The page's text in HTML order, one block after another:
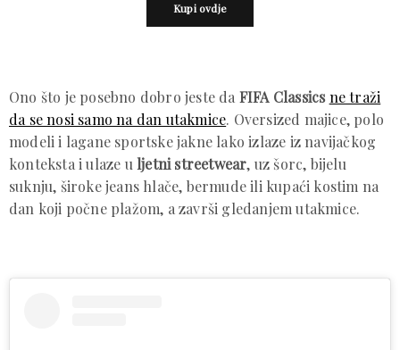
Kupi ovdje
Ono što je posebno dobro jeste da FIFA Classics ne traži
da se nosi samo na dan utakmice. Oversized majice, polo
modeli i lagane sportske jakne lako izlaze iz navijačkog
konteksta i ulaze u ljetni streetwear, uz šorc, bijelu
suknju, široke jeans hlače, bermude ili kupaći kostim na
dan koji počne plažom, a završi gledanjem utakmice.